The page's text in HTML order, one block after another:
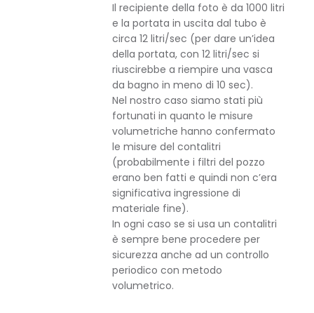
Il recipiente della foto è da 1000 litri
e la portata in uscita dal tubo è
circa 12 litri/sec (per dare un’idea
della portata, con 12 litri/sec si
riuscirebbe a riempire una vasca
da bagno in meno di 10 sec).
Nel nostro caso siamo stati più
fortunati in quanto le misure
volumetriche hanno confermato
le misure del contalitri
(probabilmente i filtri del pozzo
erano ben fatti e quindi non c’era
significativa ingressione di
materiale fine).
In ogni caso se si usa un contalitri
è sempre bene procedere per
sicurezza anche ad un controllo
periodico con metodo
volumetrico.